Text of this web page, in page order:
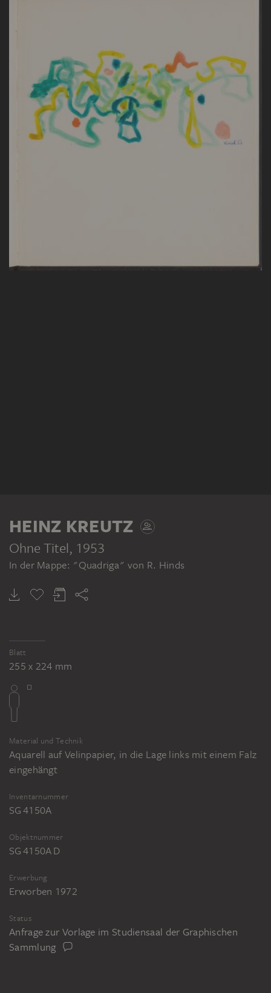
HEINZ KREUTZ
Ohne Titel, 1953
In der Mappe: "Quadriga" von R. Hinds
Blatt
255 x 224 mm
Material und Technik
Aquarell auf Velinpapier, in die Lage links mit einem Falz
eingehängt
Inventarnummer
SG 4150A
Objektnummer
SG 4150A D
Erwerbung
Erworben 1972
Status
Anfrage zur Vorlage im Studiensaal der Graphischen
Sammlung